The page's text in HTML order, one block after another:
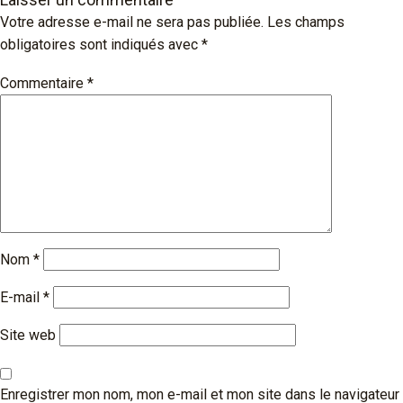
Votre adresse e-mail ne sera pas publiée. Les champs
obligatoires sont indiqués avec *
Commentaire *
Nom *
E-mail *
Site web
Enregistrer mon nom, mon e-mail et mon site dans le navigateur